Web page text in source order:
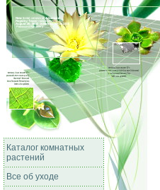
Каталог комнатных
растений
Все об уходе